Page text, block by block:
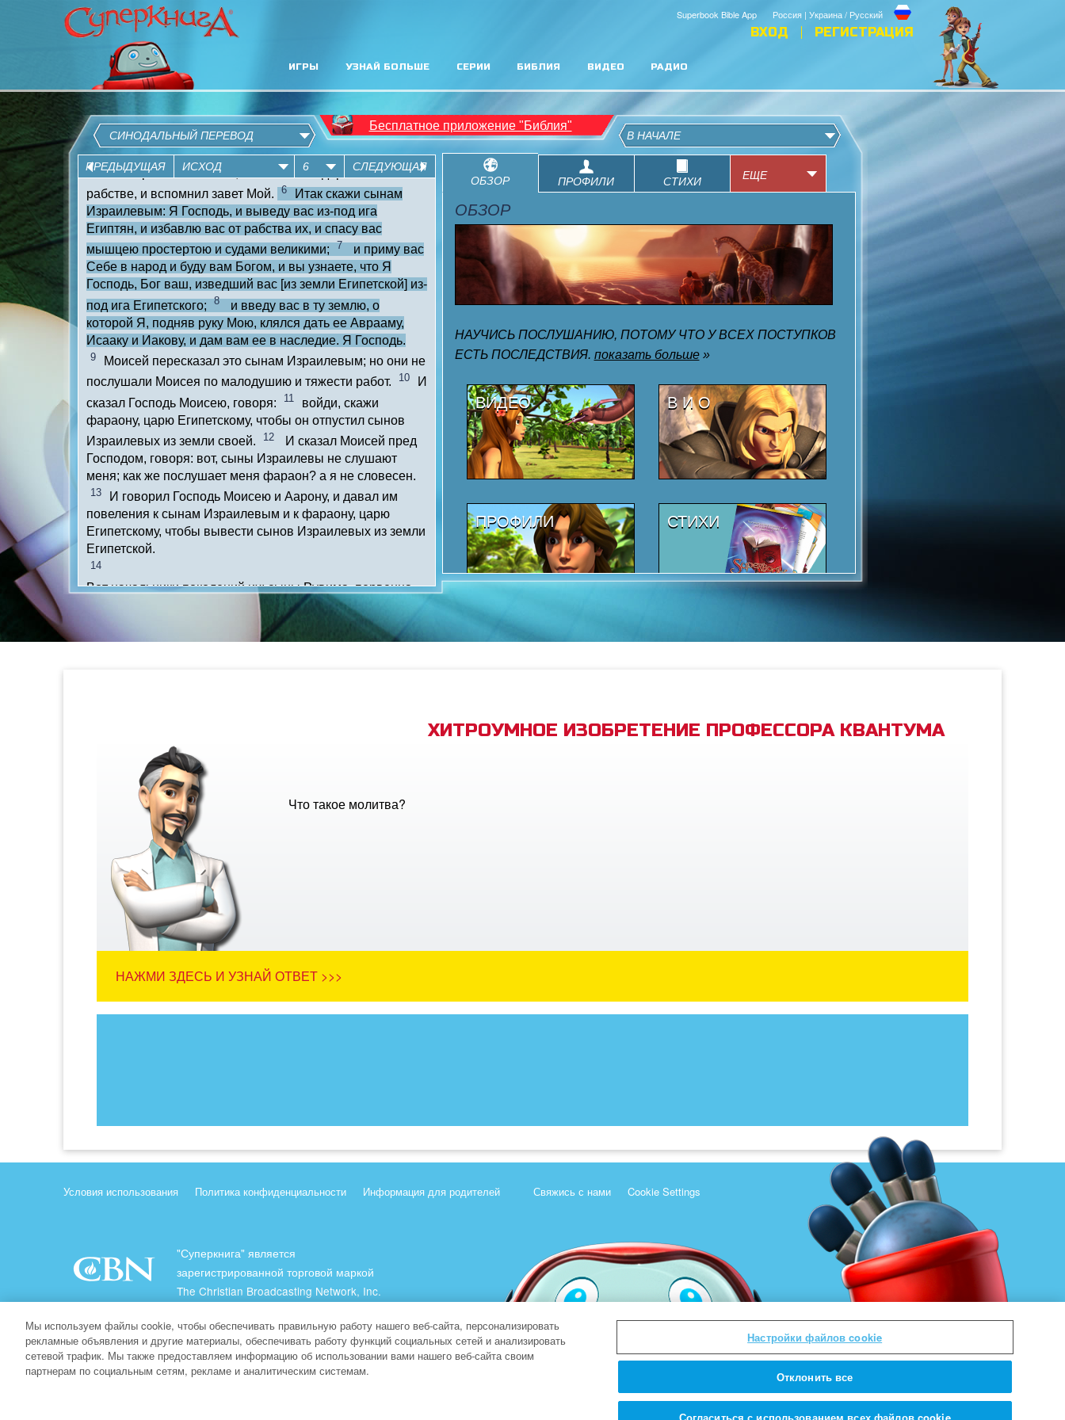
Россия | Украина / Русский
Superbook Bible App
ВХОД РЕГИСТРАЦИЯ
ИГРЫ УЗНАЙ БОЛЬШЕ СЕРИИ БИБЛИЯ ВИДЕО РАДИО
ХИТРОУМНОЕ ИЗОБРЕТЕНИЕ ПРОФЕССОРА КВАНТУМА
Что такое молитва?
НАЖМИ ЗДЕСЬ И УЗНАЙ ОТВЕТ >>>
Условия использования Политика конфиденциальности Информация для родителей Свяжись с нами Cookie Settings
"Суперкнига" является
зарегистрированной торговой маркой
The Christian Broadcasting Network, Inc.
Все права защищены.
About CBN
Мы используем файлы cookie, чтобы обеспечивать правильную работу нашего веб-сайта, персонализировать
рекламные объявления и другие материалы, обеспечивать работу функций социальных сетей и анализировать
сетевой трафик. Мы также предоставляем информацию об использовании вами нашего веб-сайта своим
партнерам по социальным сетям, рекламе и аналитическим системам.
Настройки файлов cookie
Отклонить все